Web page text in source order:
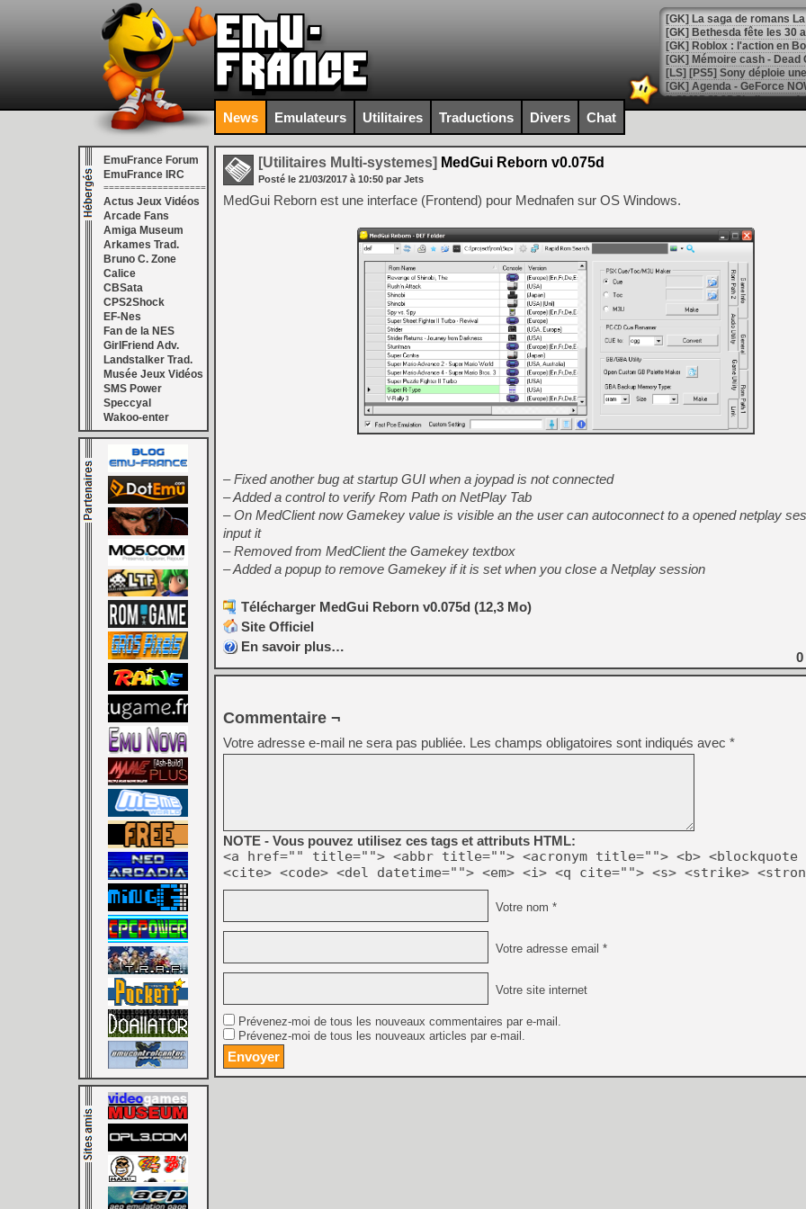
[GK] Bethesda fête les 30
[GK] Roblox : l'action en
[GK] Agenda - GeForce
[GK] Devolver Digital en a
[LS] [PS5] ps5-y2jb-
[GK] Pourquoi Marvel
[GK] Test : Restory : Chill
[GK] GTA 6 : Rockstar
[GK] Hot Wheels Infinite
[GK] Mémoire cash -
[GK] Résultats Nintendo :
[GK] Déjà des
[GK] Minecraft et ses «
[GK] Beast of
[GK] Ubisoft : fin de partie
[GK] Mémoire cash -
[GK] Dan Houser (GTA)
[GK] Comment EA Sports
[GK] Crimson Moon : un
[GK] Isle of Reveries : le
[GK] Moonlighter 2 : The
[GK] Capcom relance
[GK] Le beat'em up The
[GK] Endless Legend 2 :
[LS] [PS5] Le WebKit
[GK] Oubliez Crazy Taxi,
[LS] [Switch] NSZ 5.0.0
News Emulateurs Utilitaires Traductions Divers Chat
EmuFrance Forum
EmuFrance IRC
===================
Actus Jeux Vidéos
Arcade Fans
Amiga Museum
Arkames Trad.
Bruno C. Zone
Calice
CBSata
CPS2Shock
EF-Nes
Fan de la NES
GirlFriend Adv.
Landstalker Trad.
Musée Jeux Vidéos
SMS Power
Speccyal
Wakoo-enter
[Utilitaires Multi-systemes] MedGui Reborn v0.075d
Posté le 21/03/2017 à 10:50 par Jets
MedGui Reborn est une interface (Frontend) pour Mednafen sur OS Windows.
– Fixed another bug at startup GUI when a joypad is not connected
– Added a control to verify Rom Path on NetPlay Tab
– On MedClient now Gamekey value is visible an the user can autoconnect to a opened netplay
input it
– Removed from MedClient the Gamekey textbox
– Added a popup to remove Gamekey if it is set when you close a Netplay session
Télécharger MedGui Reborn v0.075d (12,3 Mo)
Site Officiel
En savoir plus…
0
Commentaire ¬
Votre adresse e-mail ne sera pas publiée. Les champs obligatoires sont indiqués avec *
NOTE - Vous pouvez utilisez ces tags et attributs HTML:
<a href="" title=""> <abbr title=""> <acronym title=""> <b> <blockquote
<cite> <code> <del datetime=""> <em> <i> <q cite=""> <s> <strike>
Votre nom *
Votre adresse email *
Votre site internet
Prévenez-moi de tous les nouveaux commentaires par e-mail.
Prévenez-moi de tous les nouveaux articles par e-mail.